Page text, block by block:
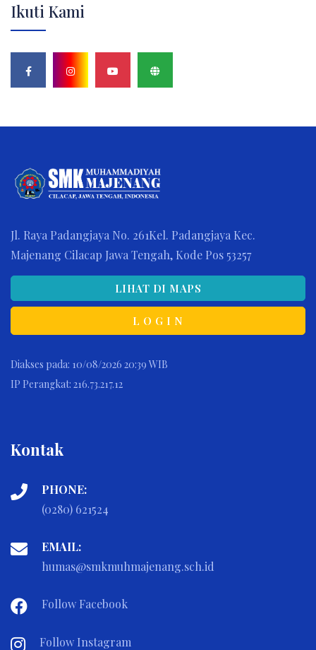
Ikuti Kami
Jl. Raya Padangjaya No. 261Kel. Padangjaya Kec.
Majenang Cilacap Jawa Tengah, Kode Pos 53257
LIHAT DI MAPS
L O G I N
Diakses pada: 10/08/2026 20:39 WIB
IP Perangkat: 216.73.217.12
Kontak
PHONE:
(0280) 621524
EMAIL:
humas@smkmuhmajenang.sch.id
Follow Facebook
Follow Instagram